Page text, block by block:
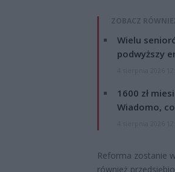
ZOBACZ
Wielu
podwyższy
1600 zł
Wiadomo,
Reforma zostanie
również